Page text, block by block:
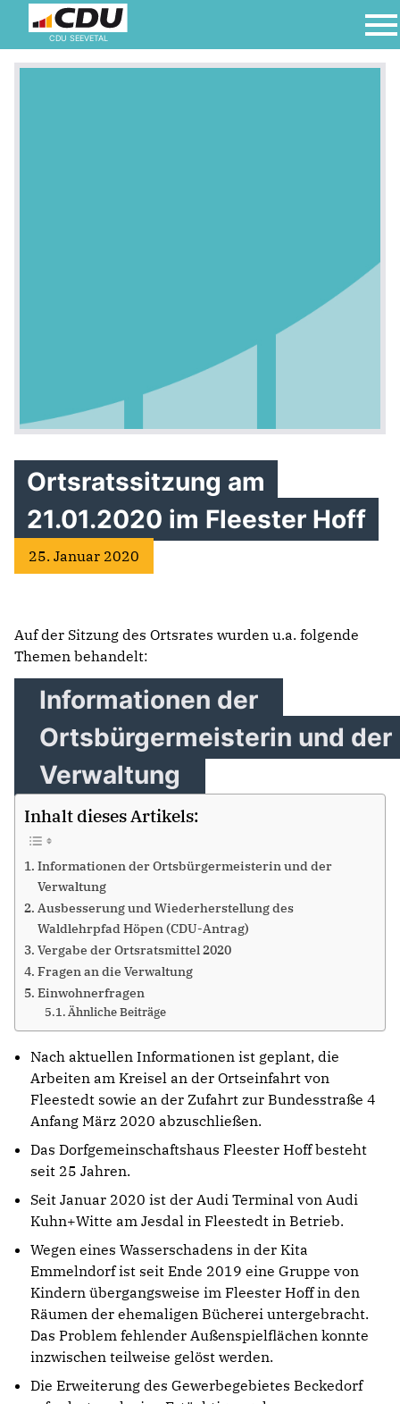
CDU SEEVETAL
Ortsratssitzung am
21.01.2020 im Fleester Hoff
25. Januar 2020
Auf der Sitzung des Ortsrates wurden u.a. folgende
Themen behandelt:
Informationen der
Ortsbürgermeisterin und der
Verwaltung
Inhalt dieses Artikels:
Informationen der Ortsbürgermeisterin und der
Verwaltung
Ausbesserung und Wiederherstellung des
Waldlehrpfad Höpen (CDU-Antrag)
Vergabe der Ortsratsmittel 2020
Fragen an die Verwaltung
Einwohnerfragen
Ähnliche Beiträge
Nach aktuellen Informationen ist geplant, die
Arbeiten am Kreisel an der Ortseinfahrt von
Fleestedt sowie an der Zufahrt zur Bundesstraße 4
Anfang März 2020 abzuschließen.
Das Dorfgemeinschaftshaus Fleester Hoff besteht
seit 25 Jahren.
Seit Januar 2020 ist der Audi Terminal von Audi
Kuhn+Witte am Jesdal in Fleestedt in Betrieb.
Wegen eines Wasserschadens in der Kita
Emmelndorf ist seit Ende 2019 eine Gruppe von
Kindern übergangsweise im Fleester Hoff in den
Räumen der ehemaligen Bücherei untergebracht.
Das Problem fehlender Außenspielflächen konnte
inzwischen teilweise gelöst werden.
Die Erweite­rung des Gewerbegebietes Beckedorf